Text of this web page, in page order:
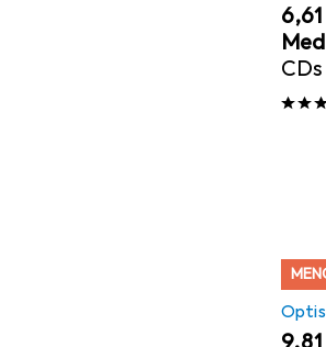
EUR
6,61
CDs